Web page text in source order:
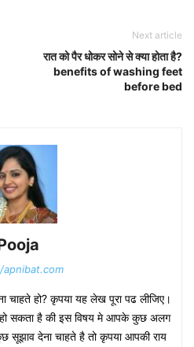
Next article
रात को पैर धोकर सोने से क्या होता है?
benefits of washing feet
before bed
चाहते हो? कृपया यह लेख पूरा पढ लीजिए।
सकता है की इस विषय मे आपके कुछ अलग
सूझाव देना चाहते है तो कृपया आपकी राय